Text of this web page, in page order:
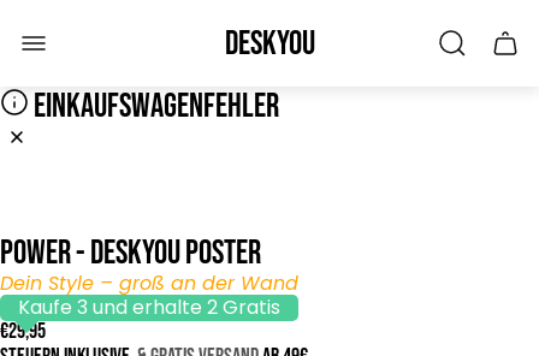
Laden-
Logo"
Deskyou
EINKAUFSWAGENFEHLER
POWER - Deskyou Poster
Dein Style – groß an der Wand
Kaufe 3 und erhalte 2 Gratis
R
€29,95